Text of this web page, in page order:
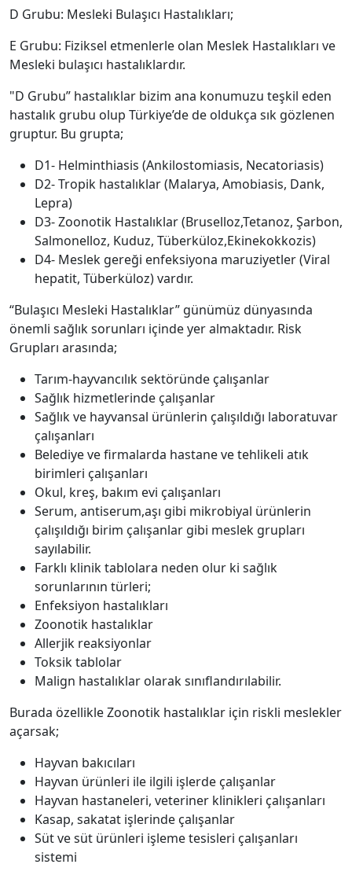
D Grubu: Mesleki Bulaşıcı Hastalıkları;
E Grubu: Fiziksel etmenlerle olan Meslek Hastalıkları ve
Mesleki bulaşıcı hastalıklardır.
"D Grubu” hastalıklar bizim ana konumuzu teşkil eden
hastalık grubu olup Türkiye’de de oldukça sık gözlenen
gruptur. Bu grupta;
D1- Helminthiasis (Ankilostomiasis, Necatoriasis)
D2- Tropik hastalıklar (Malarya, Amobiasis, Dank,
Lepra)
D3- Zoonotik Hastalıklar (Bruselloz,Tetanoz, Şarbon,
Salmonelloz, Kuduz, Tüberküloz,Ekinekokkozis)
D4- Meslek gereği enfeksiyona maruziyetler (Viral
hepatit, Tüberküloz) vardır.
“Bulaşıcı Mesleki Hastalıklar” günümüz dünyasında
önemli sağlık sorunları içinde yer almaktadır. Risk
Grupları arasında;
Tarım-hayvancılık sektöründe çalışanlar
Sağlık hizmetlerinde çalışanlar
Sağlık ve hayvansal ürünlerin çalışıldığı laboratuvar
çalışanları
Belediye ve firmalarda hastane ve tehlikeli atık
birimleri çalışanları
Okul, kreş, bakım evi çalışanları
Serum, antiserum,aşı gibi mikrobiyal ürünlerin
çalışıldığı birim çalışanlar gibi meslek grupları
sayılabilir.
Farklı klinik tablolara neden olur ki sağlık
sorunlarının türleri;
Enfeksiyon hastalıkları
Zoonotik hastalıklar
Allerjik reaksiyonlar
Toksik tablolar
Malign hastalıklar olarak sınıflandırılabilir.
Burada özellikle Zoonotik hastalıklar için riskli meslekler
açarsak;
Hayvan bakıcıları
Hayvan ürünleri ile ilgili işlerde çalışanlar
Hayvan hastaneleri, veteriner klinikleri çalışanları
Kasap, sakatat işlerinde çalışanlar
Süt ve süt ürünleri işleme tesisleri çalışanları
sistemi